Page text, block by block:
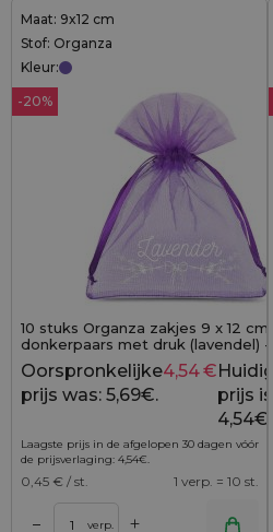
Maat: 9x12 cm
Stof: Organza
Kleur:
-20%
10 stuks Organza zakjes 9 x 12 cm
donkerpaars met druk (lavendel) -
Oorspronkelijke
prijs was: 5,69€.
4,54€
prijs is:
4,54€.
Laagste prijs in de afgelopen 30 dagen vóór
de prijsverlaging: 4,54€.
0,45 € / st. 1 verp. = 10 st.
– verp. +
Toevoegen aan